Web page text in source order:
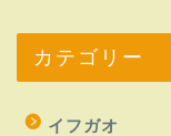
カテゴリー
イフガオ